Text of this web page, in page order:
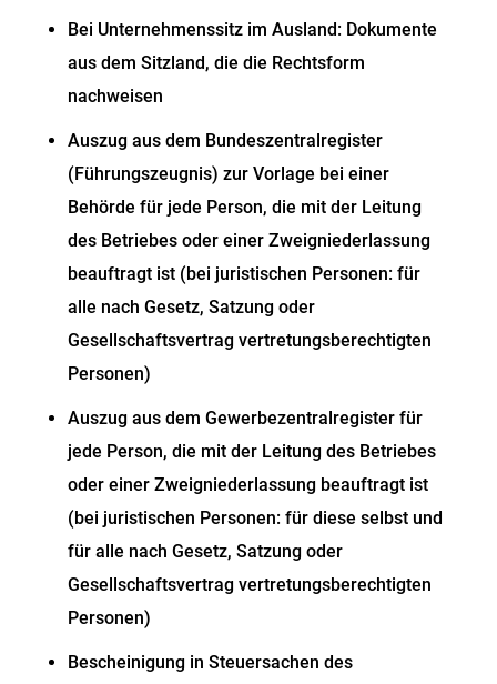
Bei Unternehmenssitz im Ausland: Dokumente
aus dem Sitzland, die die Rechtsform
nachweisen
Auszug aus dem Bundeszentralregister
(Führungszeugnis) zur Vorlage bei einer
Behörde für jede Person, die mit der Leitung
des Betriebes oder einer Zweigniederlassung
beauftragt ist (bei juristischen Personen: für
alle nach Gesetz, Satzung oder
Gesellschaftsvertrag vertretungsberechtigten
Personen)
Auszug aus dem Gewerbezentralregister für
jede Person, die mit der Leitung des Betriebes
oder einer Zweigniederlassung beauftragt ist
(bei juristischen Personen: für diese selbst und
für alle nach Gesetz, Satzung oder
Gesellschaftsvertrag vertretungsberechtigten
Personen)
Bescheinigung in Steuersachen des